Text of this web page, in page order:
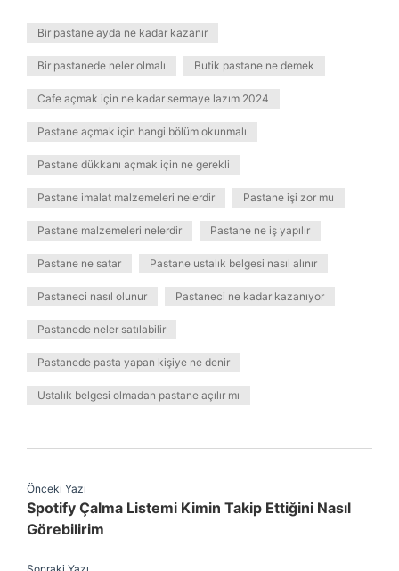
Bir pastane ayda ne kadar kazanır
Bir pastanede neler olmalı Butik pastane ne demek
Cafe açmak için ne kadar sermaye lazım 2024
Pastane açmak için hangi bölüm okunmalı
Pastane dükkanı açmak için ne gerekli
Pastane imalat malzemeleri nelerdir Pastane işi zor mu
Pastane malzemeleri nelerdir Pastane ne iş yapılır
Pastane ne satar Pastane ustalık belgesi nasıl alınır
Pastaneci nasıl olunur Pastaneci ne kadar kazanıyor
Pastanede neler satılabilir
Pastanede pasta yapan kişiye ne denir
Ustalık belgesi olmadan pastane açılır mı
Önceki Yazı
Spotify Çalma Listemi Kimin Takip Ettiğini Nasıl
Görebilirim